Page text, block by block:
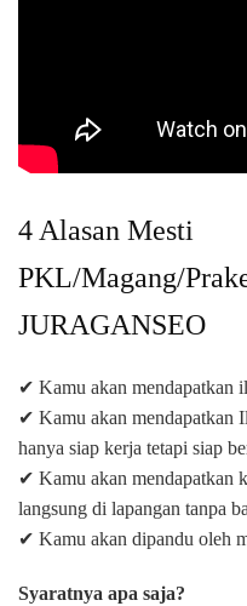
4 Alasan Mesti
PKL/Magang/
JURAGANSEO
✔ Kamu akan mendapatkan
✔ Kamu akan mendapatkan
hanya siap kerja tetapi siap
✔ Kamu akan mendapatkan
langsung di lapangan tanpa
✔ Kamu akan dipandu oleh
Syaratnya apa saja?